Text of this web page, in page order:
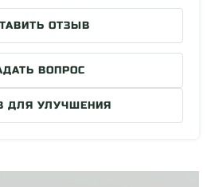
452м
381м
ОТЗЫВ
ВОПРОС
ДЛЯ УЛУЧШЕНИЯ